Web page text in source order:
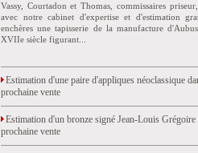
Vassy, Courtadon et Thomas, commissaires
avec notre cabinet d'expertise et d'estimation
enchères une tapisserie de la manufacture
XVIIe siècle figurant...
Estimation d'une paire d'appliques néoclassique
prochaine vente
Estimation d'un bronze signé Jean-Louis Grégoire
prochaine vente